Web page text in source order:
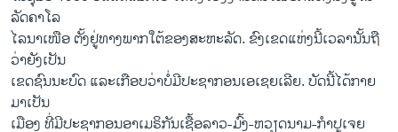
ລັດຄາໂລ
ໄລນາເໜືອ ຕັ້ງ​ຢູ່​ທາງ​ພາກ​ໃຕ້​ຂອງ​ສະຫະ​ລັດ. ຂົງ​ເຂດ​ແຫ່ງ​ນີ້​ເວ​ລາ​ນັ້ນ​ຖື​
ວ່າ​ຍັງ​ເປັນ​
ເຂດ​ຊົນນະບົດ ​ແລະ​ເກືອບວ່າ​ບໍ່​ມີ​ປະຊາກອນເອ​ເຊຍເລີຍ. ບັດ​ນີ້​ໄດ້​ກາຍ​
ມາ​ເປັນ​
ເມືອງ ​ທີ່​ມີ​ປະຊາກອນ​ອາ​ເມຣິກັນ​ເຊື້ອ​ລາວ-ມົ້ງ-ຫວຽດນາມ-ກຳປູ​ເຈຍ ​